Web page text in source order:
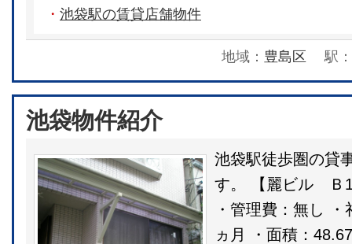
・ 池袋駅の賃貸店舗物件
地域： 豊島区 駅：
池袋物件紹介
池袋駅徒歩圏の貸
す。 【麗ビル Ｂ
・管理費：無し
ヵ月 ・面積：